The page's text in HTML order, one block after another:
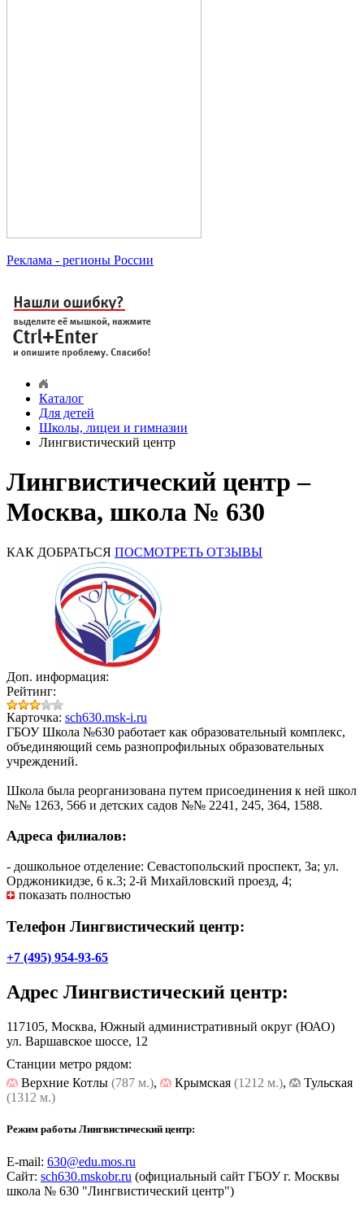
Реклама - регионы России
Каталог
Для детей
Школы, лицеи и гимназии
Лингвистический центр
Лингвистический центр –
Москва, школа № 630
КАК ДОБРАТЬСЯ ПОСМОТРЕТЬ ОТЗЫВЫ
Доп. информация:
Рейтинг:
Карточка: sch630.msk-i.ru
ГБОУ Школа №630 работает как образовательный комплекс,
объединяющий семь разнопрофильных образовательных
учреждений.
Школа была реорганизована путем присоединения к ней школ
№№ 1263, 566 и детских садов №№ 2241, 245, 364, 1588.
Адреса филиалов:
- дошкольное отделение: Севастопольский проспект, 3а; ул.
Орджоникидзе, 6 к.3; 2-й Михайловский проезд, 4;
Загородное шоссе, 6 к.6;
проспект, 18а.
показать полностью
Телефон Лингвистический центр:
+7 (495) 954-93-65
Адрес Лингвистический центр:
117105, Москва, Южный административный округ (ЮАО)
ул. Варшавское шоссе, 12
Станции метро рядом:
Верхние Котлы (787 м.), Крымская (1212 м.),
Тульская
(1312 м.)
Режим работы Лингвистический центр:
E-mail: 630@edu.mos.ru
Сайт: sch630.mskobr.ru (официальный сайт ГБОУ г. Москвы
школа № 630 "Лингвистический центр")